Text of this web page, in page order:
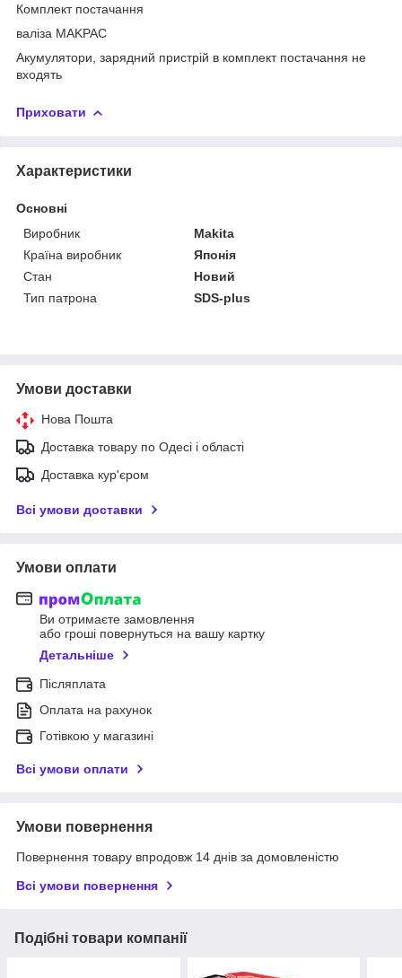
Комплект постачання
валіза MAKPAC
Акумулятори, зарядний пристрій в комплект постачання не
входять
Приховати
Характеристики
Основні
Виробник
Makita
Країна виробник
Японія
Стан
Новий
Тип патрона
SDS-plus
Умови доставки
Нова Пошта
Доставка товару по Одесі і області
Доставка кур'єром
Всі умови доставки
Умови оплати
Ви отримаєте замовлення
або гроші повернуться на вашу картку
Детальніше
Післяплата
Оплата на рахунок
Готівкою у магазині
Всі умови оплати
Умови повернення
Повернення товару впродовж 14 днів за домовленістю
Всі умови повернення
Подібні товари компанії